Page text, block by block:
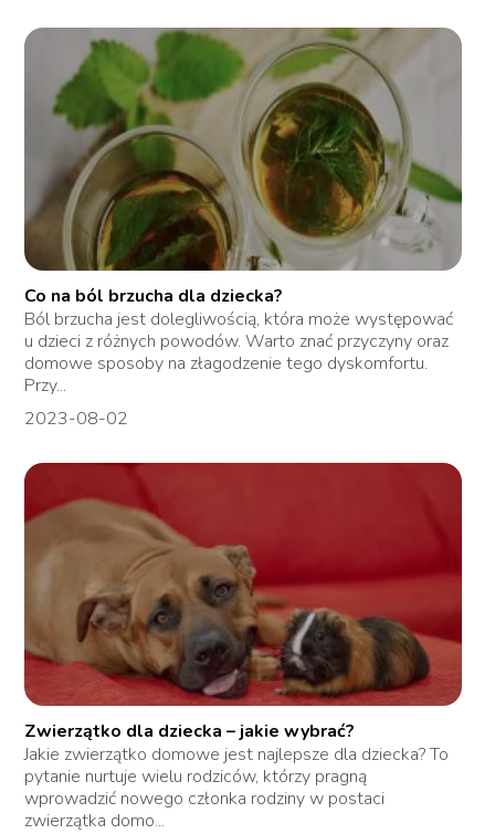
Co na ból brzucha dla dziecka?
Ból brzucha jest dolegliwością, która może występować
u dzieci z różnych powodów. Warto znać przyczyny oraz
domowe sposoby na złagodzenie tego dyskomfortu.
Przy...
2023-08-02
Zwierzątko dla dziecka – jakie wybrać?
Jakie zwierzątko domowe jest najlepsze dla dziecka? To
pytanie nurtuje wielu rodziców, którzy pragną
wprowadzić nowego członka rodziny w postaci
zwierzątka domo...